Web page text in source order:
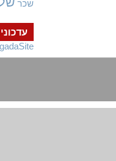
עדכונים
שכר